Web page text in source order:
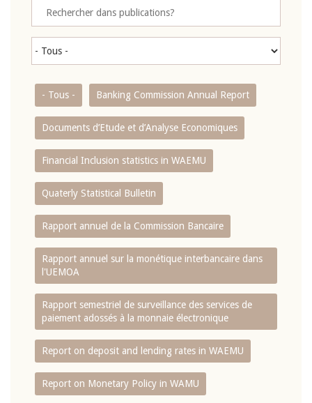
- Tous - Banking Commission Annual Report
Documents d’Etude et d’Analyse Economiques
Financial Inclusion statistics in WAEMU
Quaterly Statistical Bulletin
Rapport annuel de la Commission Bancaire
Rapport annuel sur la monétique interbancaire dans
l'UEMOA
Rapport semestriel de surveillance des services de
paiement adossés à la monnaie électronique
Report on deposit and lending rates in WAEMU
Report on Monetary Policy in WAMU